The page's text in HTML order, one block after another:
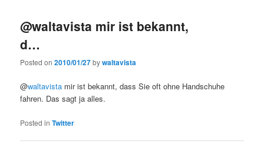
@waltavista mir ist bekannt,
d…
Posted on2010/01/27bywaltavista
@waltavista mir ist bekannt, dass Sie oft ohne Handschuhe
fahren. Das sagt ja alles.
Posted in Twitter